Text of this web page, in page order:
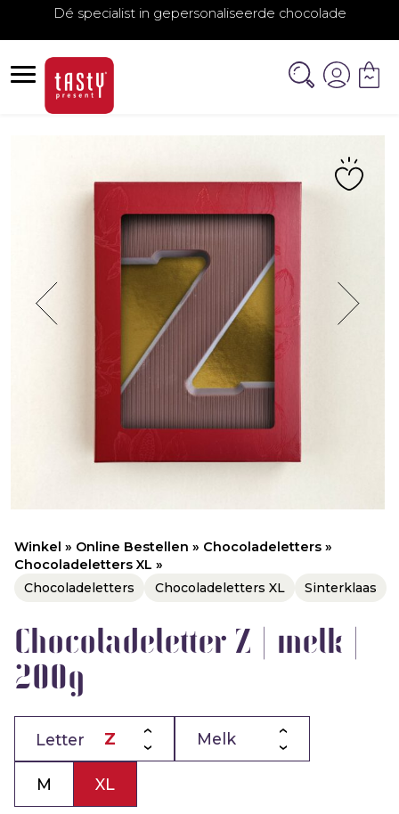
Dé specialist in gepersonaliseerde chocolade
Winkel » Online Bestellen » Chocoladeletters »
Chocoladeletters XL »
Chocoladeletters
Chocoladeletters XL Sinterklaas
Chocoladeletter Z | melk |
200g
Letter
XL
M